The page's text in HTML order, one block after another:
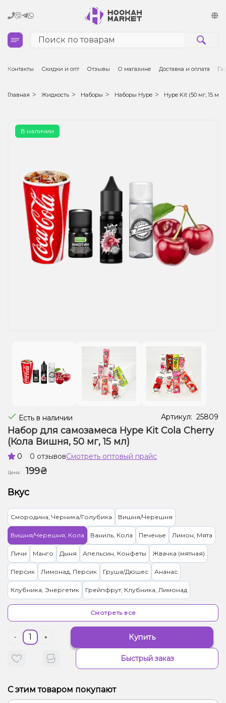
Кальяны
Табак для кальяна и кальянные смеси
Чаши для кальяна
Электронные сигареты (POD)
Комплектующие для POD
Жидкости для электронных сигарет
Подарочные наборы
Контакты Скидки и опт Отзывы О магазине Доставка и оплата
Главная Жидкость Наборы Наборы Hype Hype Kit (50 мг, 15 мл)
В наличии
Есть в наличии Артикул: 25809
Набор для самозамеса Hype Kit Cola Cherry
(Кола Вишня, 50 мг, 15 мл)
0 0 отзывовСмотреть оптовый прайс
Цена:
199₴
Вкус
Смородина, Черника/Голубика Вишня/Черешня
Вишня/Черешня, Кола Ваниль, Кола Печенье Лимон, Мята
Личи Манго Дыня Апельсин, Конфеты Жвачка (мятная)
Персик Лимонад, Персик Груша/Дюшес Ананас
Клубника, Энергетик Грейпфрут, Клубника, Лимонад
Кокос, Манго Мороженое, Черника/Голубика
Яблоко Мандарин
Смотреть все
- + Купить
Быстрый заказ
С этим товаром покупают